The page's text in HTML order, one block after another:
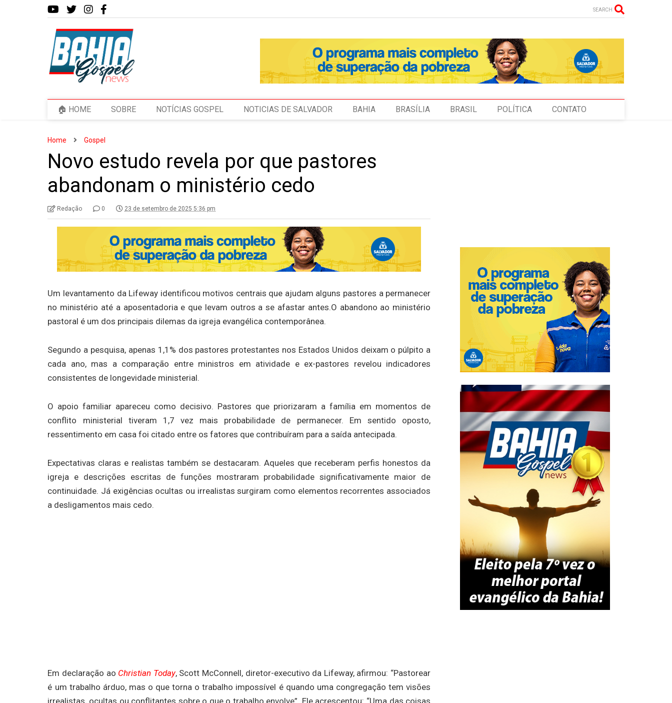
SEARCH
🏠 HOME SOBRE NOTÍCIAS GOSPEL NOTICIAS DE SALVADOR BAHIA BRASÍLIA BRASIL POLÍTICA CONTATO
Home Gospel
Novo estudo revela por que pastores
abandonam o ministério cedo
Redação 0 23 de setembro de 2025 5:36 pm
Um levantamento da Lifeway identificou motivos centrais que ajudam alguns pastores a permanecer
no ministério até a aposentadoria e que levam outros a se afastar antes.O abandono ao ministério
pastoral é um dos principais dilemas da igreja evangélica contemporânea.
Segundo a pesquisa, apenas 1,1% dos pastores protestantes nos Estados Unidos deixam o púlpito a
cada ano, mas a comparação entre ministros em atividade e ex-pastores revelou indicadores
consistentes de longevidade ministerial.
O apoio familiar apareceu como decisivo. Pastores que priorizaram a família em momentos de
conflito ministerial tiveram 1,7 vez mais probabilidade de permanecer. Em sentido oposto,
ressentimento em casa foi citado entre os fatores que contribuíram para a saída antecipada.
Expectativas claras e realistas também se destacaram. Aqueles que receberam perfis honestos da
igreja e descrições escritas de funções mostraram probabilidade significativamente maior de
continuidade. Já exigências ocultas ou irrealistas surgiram como elementos recorrentes associados
a desligamentos mais cedo.
Em declaração ao Christian Today, Scott McConnell, diretor-executivo da Lifeway, afirmou: “Pastorear
é um trabalho árduo, mas o que torna o trabalho impossível é quando uma congregação tem visões